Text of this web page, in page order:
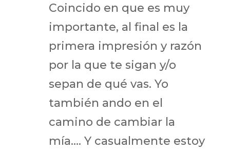
Coincido en que es muy
importante, al final es la
primera impresión y razón
por la que te sigan y/o
sepan de qué vas. Yo
también ando en el
camino de cambiar la
mía…. Y casualmente estoy